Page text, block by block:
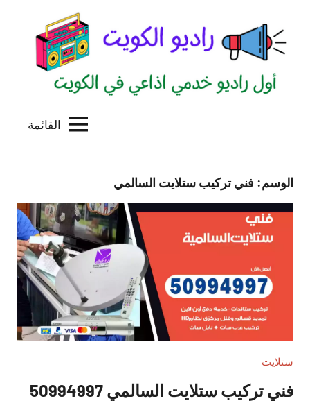
المحتوى
الكويت
للاعلانات
بالكويت
القائمة
الوسم: فني تركيب ستلايت السالمي
ستلايت
فني تركيب ستلايت السالمي 50994997